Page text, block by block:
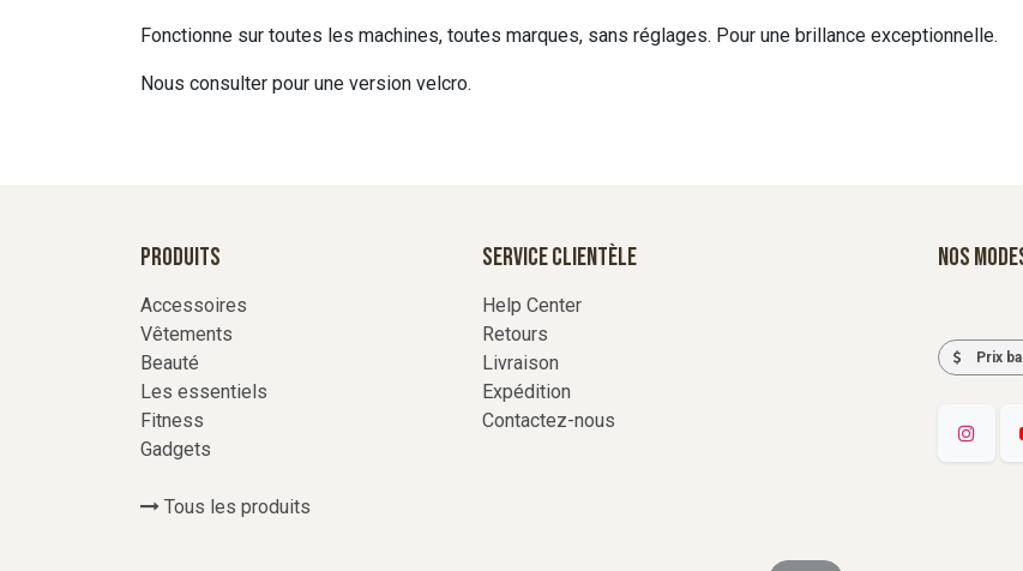
Fonctionne sur toutes les machines, toutes marques, sans réglages. Pour une brillance exceptionnelle.
Nous consulter pour une version velcro.
Produits
Accessoires
Vêtements
Beauté
Les essentiels
Fitness
Gadgets
Tous les produits
Service Clientèle
Help Center
Retours
Livraison
Expédition
Contactez-nous
Nos
Prix